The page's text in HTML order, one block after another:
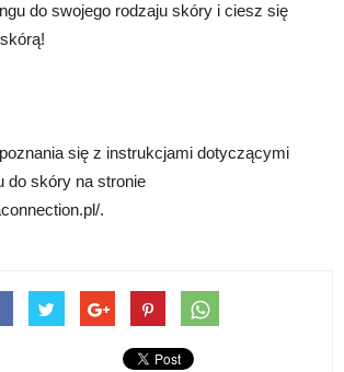
do swojego rodzaju skóry i ciesz się
się z instrukcjami dotyczącymi
do skóry na stronie
.